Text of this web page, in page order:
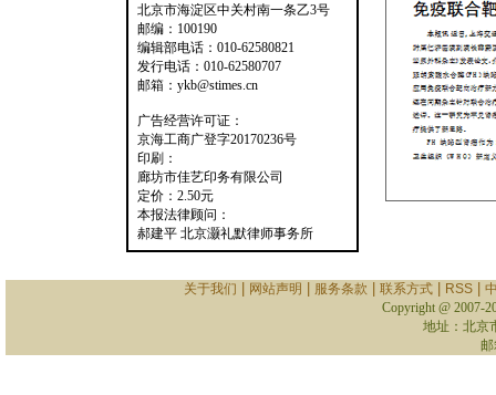
北京市海淀区中关村南一条乙3号
邮编：100190
编辑部电话：010-62580821
发行电话：010-62580707
邮箱：ykb@stimes.cn
广告经营许可证：
京海工商广登字20170236号
印刷：
廊坊市佳艺印务有限公司
定价：2.50元
本报法律顾问：
郝建平 北京灏礼默律师事务所
关于我们 网站声明 服务条款 联系方式 RSS
Copyright @ 2007-
地址：北京
邮